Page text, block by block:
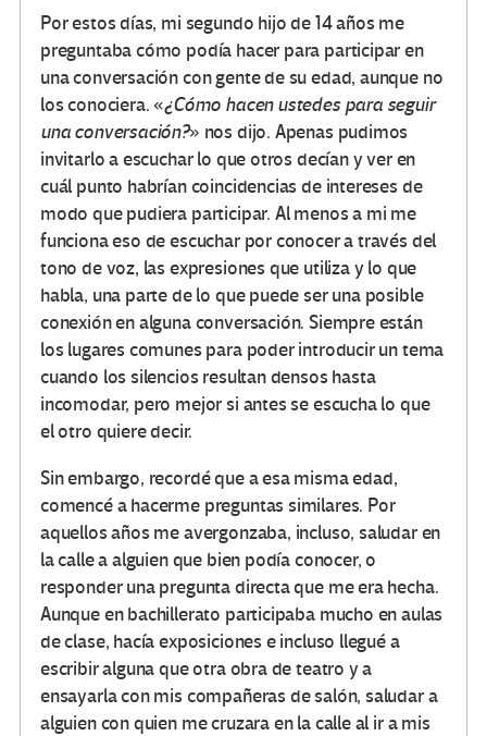
Por estos días, mi segundo hijo de 14 años me
preguntaba cómo podía hacer para participar en
una conversación con gente de su edad, aunque no
los conociera. «¿Cómo hacen ustedes para seguir
una conversación?» nos dijo. Apenas pudimos
invitarlo a escuchar lo que otros decían y ver en
cuál punto habrían coincidencias de intereses de
modo que pudiera participar. Al menos a mi me
funciona eso de escuchar por conocer a través del
tono de voz, las expresiones que utiliza y lo que
habla, una parte de lo que puede ser una posible
conexión en alguna conversación. Siempre están
los lugares comunes para poder introducir un tema
cuando los silencios resultan densos hasta
incomodar, pero mejor si antes se escucha lo que
el otro quiere decir.
Sin embargo, recordé que a esa misma edad,
comencé a hacerme preguntas similares. Por
aquellos años me avergonzaba, incluso, saludar en
la calle a alguien que bien podía conocer, o
responder una pregunta directa que me era hecha.
Aunque en bachillerato participaba mucho en aulas
de clase, hacía exposiciones e incluso llegué a
escribir alguna que otra obra de teatro y a
ensayarla con mis compañeras de salón, saludar a
alguien con quien me cruzara en la calle al ir a mis